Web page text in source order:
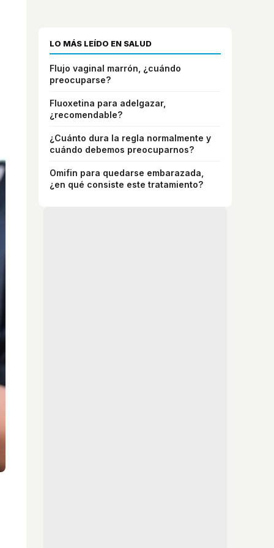
LO MÁS LEÍDO EN SALUD
Flujo vaginal marrón, ¿cuándo
preocuparse?
Fluoxetina para adelgazar,
¿recomendable?
¿Cuánto dura la regla normalmente y
cuándo debemos preocuparnos?
Omifin para quedarse embarazada,
¿en qué consiste este tratamiento?